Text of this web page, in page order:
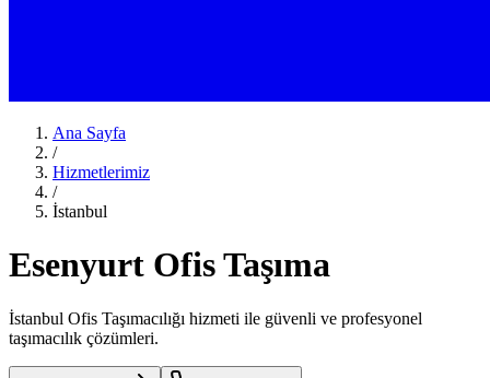
Ana Sayfa
/
Hizmetlerimiz
/
İstanbul
Esenyurt Ofis Taşıma
İstanbul Ofis Taşımacılığı hizmeti ile güvenli ve profesyonel
taşımacılık çözümleri.